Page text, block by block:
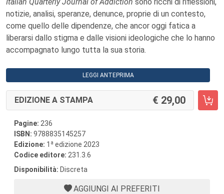
notizie, analisi, speranze, denunce, proprie di un contesto,
come quello delle dipendenze, che ancor oggi fatica a
liberarsi dallo stigma e dalle visioni ideologiche che lo hanno
accompagnato lungo tutta la sua storia.
LEGGI ANTEPRIMA
EDIZIONE A STAMPA 29,00
Pagine: 236
ISBN: 9788835145257
Edizione: 1 a edizione 2023
Codice editore: 231.3.6
Disponibilità: Discreta
AGGIUNGI AI PREFERITI